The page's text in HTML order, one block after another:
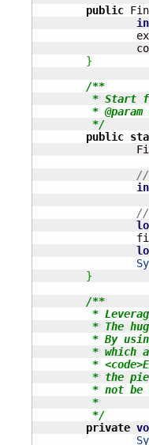
public
}
/**
	 */
public
//
//
}
/**
	 */
private